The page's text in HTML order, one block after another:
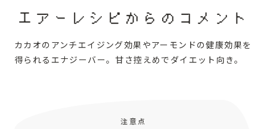
エアーレシピからのコメント
カカオのアンチエイジング効果やアーモンドの健康効果を
得られるエナジーバー。甘さ控えめでダイエット向き。
注意点